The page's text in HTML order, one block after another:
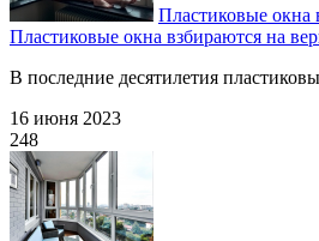
Пластиковые окна
Пластиковые окна взбираются на
В последние десятилетия
16 июня 2023
248